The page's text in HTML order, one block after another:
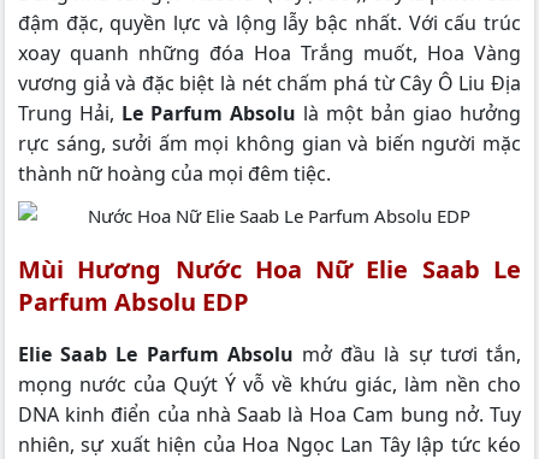
đậm đặc, quyền lực và lộng lẫy bậc nhất. Với cấu trúc
xoay quanh những đóa Hoa Trắng muốt, Hoa Vàng
vương giả và đặc biệt là nét chấm phá từ Cây Ô Liu Địa
Trung Hải, Le Parfum Absolu là một bản giao hưởng
rực sáng, sưởi ấm mọi không gian và biến người mặc
thành nữ hoàng của mọi đêm tiệc.
Mùi Hương Nước Hoa Nữ Elie Saab Le
Parfum Absolu EDP
Elie Saab Le Parfum Absolu mở đầu là sự tươi tắn,
mọng nước của Quýt Ý vỗ về khứu giác, làm nền cho
DNA kinh điển của nhà Saab là Hoa Cam bung nở. Tuy
nhiên, sự xuất hiện của Hoa Ngọc Lan Tây lập tức kéo